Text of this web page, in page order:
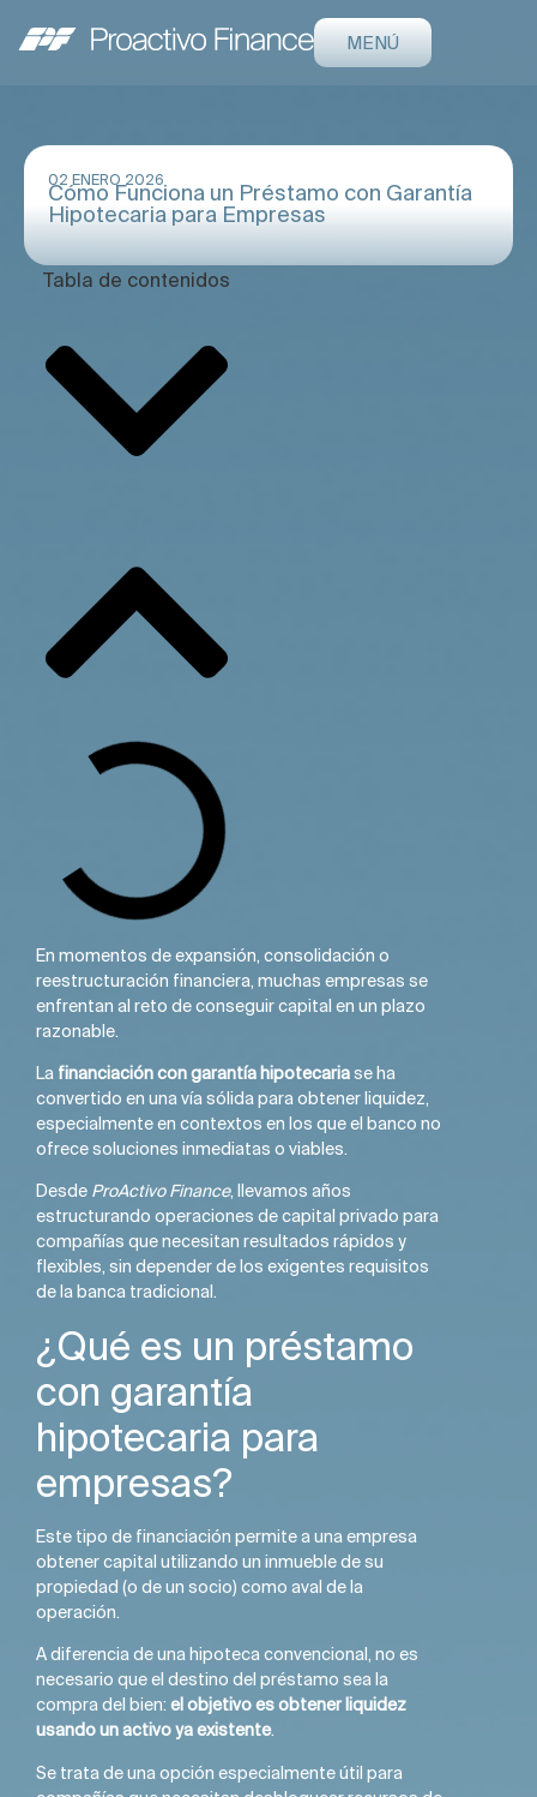
MENÚ
02 ENERO 2026
Cómo Funciona un Préstamo con Garantía
Hipotecaria para Empresas
Tabla de contenidos
En momentos de expansión, consolidación o
reestructuración financiera, muchas empresas se
enfrentan al reto de conseguir capital en un plazo
razonable.
La financiación con garantía hipotecariase ha
convertido en una vía sólida para obtener liquidez,
especialmente en contextos en los que el banco no
ofrece soluciones inmediatas o viables.
Desde ProActivo Finance, llevamos años
estructurando operaciones de capital privado para
compañías que necesitan resultados rápidos y
flexibles, sin depender de los exigentes requisitos
de la banca tradicional.
¿Qué es un préstamo
con garantía
hipotecaria para
empresas?
Este tipo de financiación permite a una empresa
obtener capital utilizando un inmueble de su
propiedad (o de un socio) como aval de la
operación.
A diferencia de una hipoteca convencional, no es
necesario que el destino del préstamo sea la
compra del bien: el objetivo es obtener liquidez
usando un activo ya existente.
Se trata de una opción especialmente útil para